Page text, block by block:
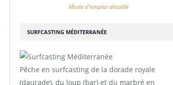
SURFCASTING MÉDITERRANÉE
Pêche en surfcasting de la dorade royale
(daurade), du loup (bar) et du marbré en
Mode d'emploi détaillé